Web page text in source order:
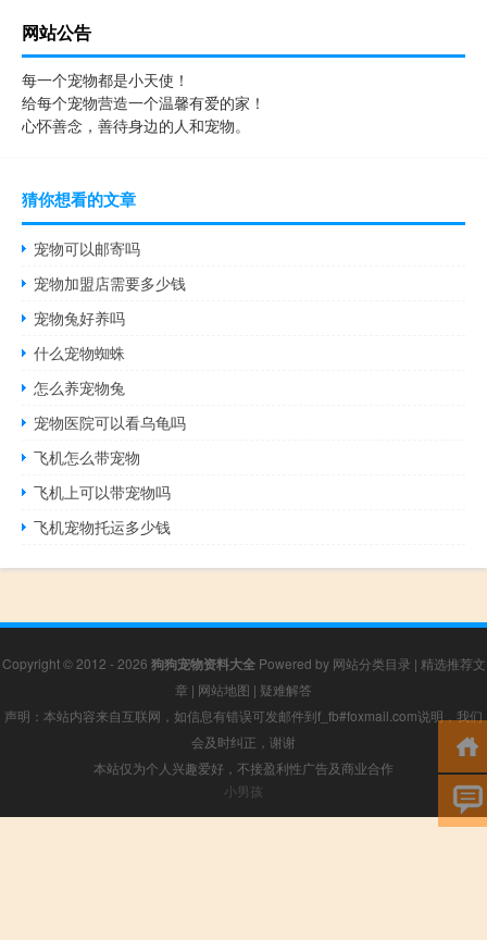
网站公告
每一个宠物都是小天使！
给每个宠物营造一个温馨有爱的家！
心怀善念，善待身边的人和宠物。
猜你想看的文章
宠物可以邮寄吗
宠物加盟店需要多少钱
宠物兔好养吗
什么宠物蜘蛛
怎么养宠物兔
宠物医院可以看乌龟吗
飞机怎么带宠物
飞机上可以带宠物吗
飞机宠物托运多少钱
Copyright © 2012 - 2026 狗狗宠物资料大全Powered by 网站分类目录 | 精选推荐文
章 | 网站地图 | 疑难解答
声明：本站内容来自互联网，如信息有错误可发邮件到f_fb#foxmail.com说明，我们
会及时纠正，谢谢
本站仅为个人兴趣爱好，不接盈利性广告及商业合作
小男孩